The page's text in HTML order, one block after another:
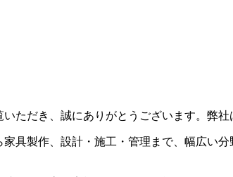
ただき、誠にありがとうございます。弊
具製作、設計・施工・管理まで、幅広い